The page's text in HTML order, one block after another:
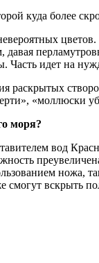
куда более
идет на
«моллюски
моря?
вод
ножа,
вскрыть